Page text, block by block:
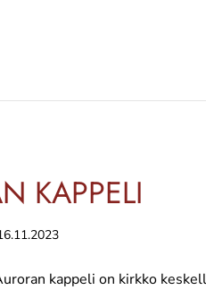
KAPPELI
kappeli on kirkko